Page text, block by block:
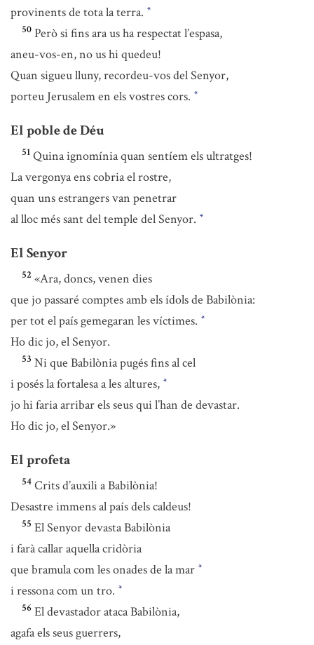
provinents de tota la terra. *
50 Però si fins ara us ha respectat l’espasa,
aneu-vos-en, no us hi quedeu!
Quan sigueu lluny, recordeu-vos del Senyor,
porteu Jerusalem en els vostres cors. *
El poble de Déu
51 Quina ignomínia quan sentíem els ultratges!
La vergonya ens cobria el rostre,
quan uns estrangers van penetrar
al lloc més sant del temple del Senyor. *
El Senyor
52 «Ara, doncs, venen dies
que jo passaré comptes amb els ídols de Babilònia:
per tot el país gemegaran les víctimes. *
Ho dic jo, el Senyor.
53 Ni que Babilònia pugés fins al cel
i posés la fortalesa a les altures, *
jo hi faria arribar els seus qui l’han de devastar.
Ho dic jo, el Senyor.»
El profeta
54 Crits d’auxili a Babilònia!
Desastre immens al país dels caldeus!
55 El Senyor devasta Babilònia
i farà callar aquella cridòria
que bramula com les onades de la mar *
i ressona com un tro. *
56 El devastador ataca Babilònia,
agafa els seus guerrers,